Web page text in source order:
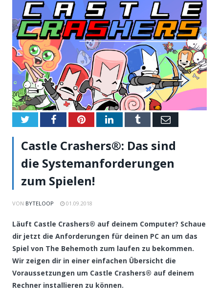
TwitterFacebookPinterestLinkedInTumblrEmail
Castle Crashers®: Das sind
die Systemanforderungen
zum Spielen!
VON BYTELOOP 01.09.2018
Läuft Castle Crashers® auf deinem Computer? Schaue
dir jetzt die Anforderungen für deinen PC an um das
Spiel von The Behemoth zum laufen zu bekommen.
Wir zeigen dir in einer einfachen Übersicht die
Voraussetzungen um Castle Crashers® auf deinem
Rechner installieren zu können.